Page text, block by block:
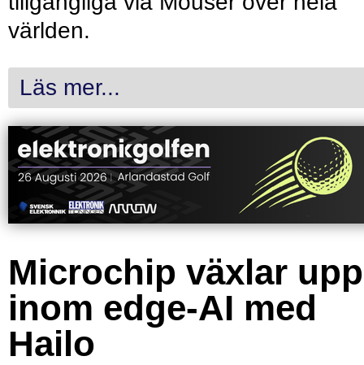
världen.
Läs mer...
Microchip växlar upp
inom edge-AI med
Hailo